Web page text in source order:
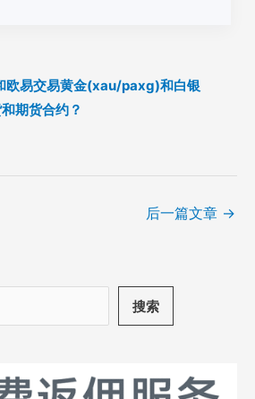
欧易交易黄金(xau/paxg)和白银
期货合约？
后一篇文章 →
搜索